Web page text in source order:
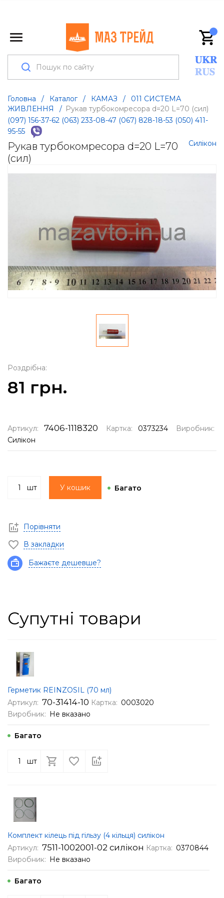
Головна / Каталог / КАМАЗ /
011 СИСТЕМА
ЖИВЛЕННЯ
/ Рукав турбокомресора d=20 L=70 (сил)
(097) 156-37-62 (063) 233-08-47 (067) 828-18-53 (050) 411-
95-55
Рукав турбокомресора d=20 L=70
(сил)
Силікон
Роздрібна:
81 грн.
Артикул: 7406-1118320 Картка: 0373234
Виробник:
Силікон
шт У кошик Багато
Порівняти
В закладки
Бажаєте дешевше?
Супутні товари
Герметик REINZOSIL (70 мл)
Артикул: 70-31414-10 Картка: 0003020
Виробник: Не вказано
Багато
шт
Комплект кілець під гільзу (4 кільця) силікон
Артикул: 7511-1002001-02 силікон Картка: 0370844
Виробник: Не вказано
Багато